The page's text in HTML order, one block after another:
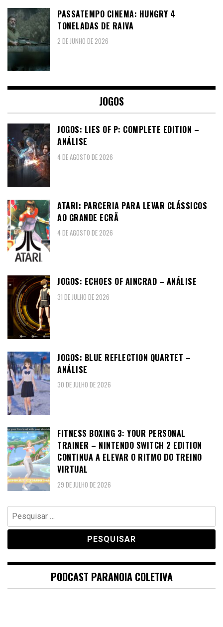
PASSATEMPO CINEMA: HUNGRY 4
TONELADAS DE RAIVA
2 DE JUNHO DE 2026
JOGOS
JOGOS: LIES OF P: COMPLETE EDITION –
ANÁLISE
4 DE AGOSTO DE 2026
ATARI: PARCERIA PARA LEVAR CLÁSSICOS
AO GRANDE ECRÃ
4 DE AGOSTO DE 2026
JOGOS: ECHOES OF AINCRAD – ANÁLISE
31 DE JULHO DE 2026
JOGOS: BLUE REFLECTION QUARTET –
ANÁLISE
30 DE JULHO DE 2026
FITNESS BOXING 3: YOUR PERSONAL
TRAINER – NINTENDO SWITCH 2 EDITION
CONTINUA A ELEVAR O RITMO DO TREINO
VIRTUAL
29 DE JULHO DE 2026
Pesquisar
por:
PODCAST PARANOIA COLETIVA